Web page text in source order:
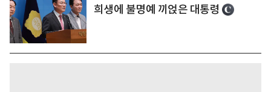
희생에 불명예 끼얹은 대통령